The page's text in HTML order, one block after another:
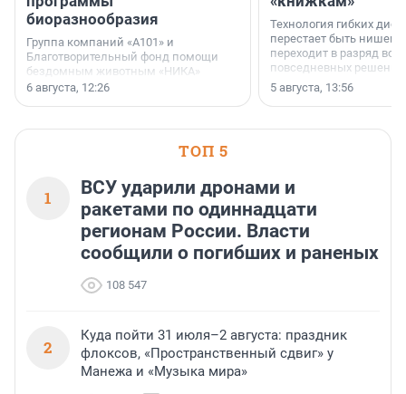
биоразнообразия
Группа компаний «А101» и
Благотворительный фонд помощи
бездомным животным «НИКА»
заключили соглашение о
6 августа, 12:26
Технология гибких
перестает быть
переходит в разряд
повседневных
5 августа, 13:56
ТОП 5
1
ВСУ ударили дронами и
ракетами по одиннадцати
регионам России. Власти
сообщили о погибших и раненых
108 547
2
Куда пойти 31 июля–2 августа: праздник
флоксов, «Пространственный сдвиг» у
Манежа и «Музыка мира»